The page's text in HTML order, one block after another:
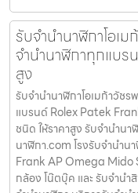
รับจำนำนาฬิกาโอเ
จำนำนาฬิกาทุกแบร
สูง
รับจำนำนาฬิกาโอเมก้าวัช
แบรนด์ Rolex Patek
ชนิด ให้ราคาสูง รับจำนำนา
นาฬิกา.com โรงรับจำนำ
Frank AP Omega Mido
กล้อง โน๊ตบุ๊ค และ รับจำนำ